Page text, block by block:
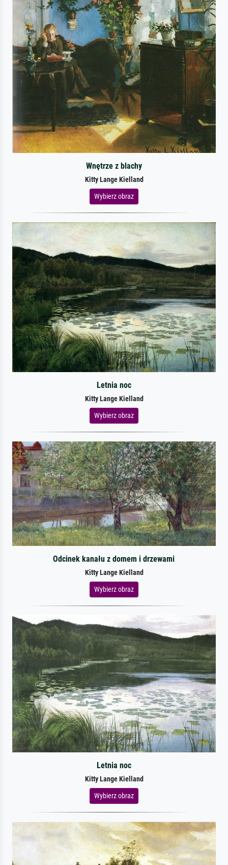
Wnętrze z blachy
Kitty Lange Kielland
Wybierz obraz
Letnia noc
Kitty Lange Kielland
Wybierz obraz
Odcinek kanału z domem i drzewami
Kitty Lange Kielland
Wybierz obraz
Letnia noc
Kitty Lange Kielland
Wybierz obraz